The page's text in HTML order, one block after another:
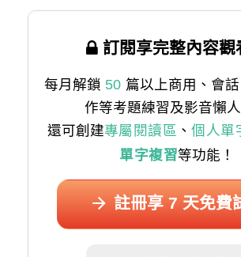
訂閱享完整內容觀
每月解鎖 50 篇以上商用、會
作等考題練習及影音懶人
還可創建專屬閱讀區 、 個人單
單字複習等功能！
註冊享 7 天免費